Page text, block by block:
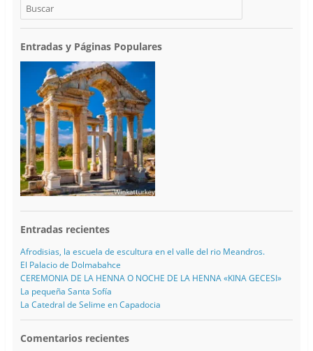
Entradas y Páginas Populares
Entradas recientes
Afrodisias, la escuela de escultura en el valle del rio Meandros.
El Palacio de Dolmabahce
CEREMONIA DE LA HENNA O NOCHE DE LA HENNA «KINA GECESI»
La pequeña Santa Sofía
La Catedral de Selime en Capadocia
Comentarios recientes